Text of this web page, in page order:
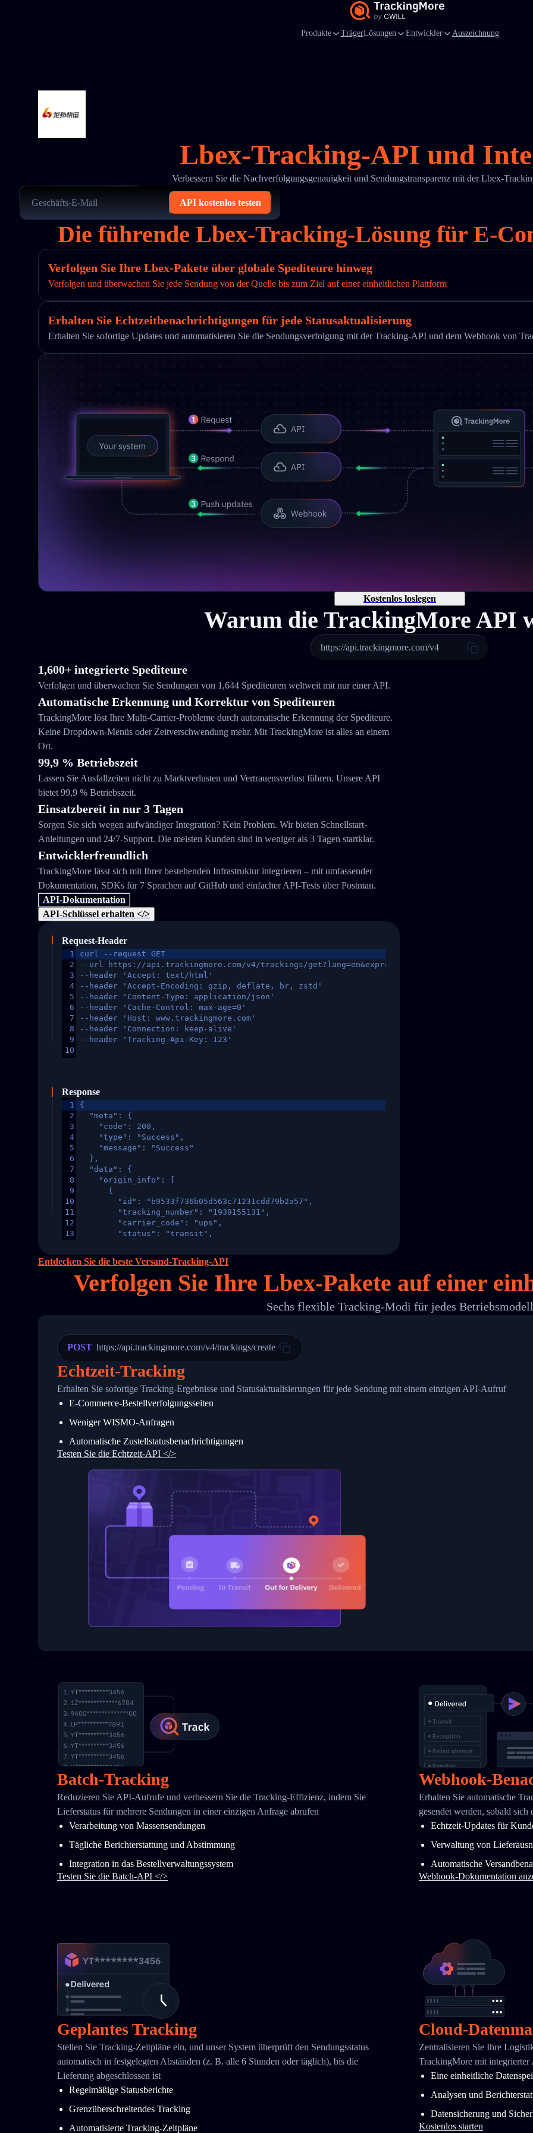
Produkte TrägerLösungen Entwickler Auszeichnung
Lbex-Tracking-API und
Verbessern Sie die Nachverfolgungsgenauigkeit und Sendungstransparenz mit der Lbex-
API kostenlos testen
Die führende Lbex-Tracking-Lösung für E-
Verfolgen Sie Ihre Lbex-Pakete über globale Spediteure hinweg
Verfolgen und überwachen Sie jede Sendung von der Quelle bis zum Ziel auf einer einheitlichen Plattform
Erhalten Sie Echtzeitbenachrichtigungen für jede Statusaktualisierung
Erhalten Sie sofortige Updates und automatisieren Sie die Sendungsverfolgung mit der Tracking-API und dem Webhook von
Kostenlos loslegen
Warum die TrackingMore API
https://api.trackingmore.com/v4
1,600+ integrierte Spediteure
Verfolgen und überwachen Sie Sendungen von 1,644 Spediteuren weltweit mit nur einer API.
Automatische Erkennung und Korrektur von Spediteuren
TrackingMore löst Ihre Multi-Carrier-Probleme durch automatische Erkennung der Spediteure.
Keine Dropdown-Menüs oder Zeitverschwendung mehr. Mit TrackingMore ist alles an einem
Ort.
99,9 % Betriebszeit
Lassen Sie Ausfallzeiten nicht zu Marktverlusten und Vertrauensverlust führen. Unsere API
bietet 99,9 % Betriebszeit.
Einsatzbereit in nur 3 Tagen
Sorgen Sie sich wegen aufwändiger Integration? Kein Problem. Wir bieten Schnellstart-
Anleitungen und 24/7-Support. Die meisten Kunden sind in weniger als 3 Tagen startklar.
Entwicklerfreundlich
TrackingMore lässt sich mit Ihrer bestehenden Infrastruktur integrieren – mit umfassender
Dokumentation, SDKs für 7 Sprachen auf GitHub und einfacher API-Tests über Postman.
API-Dokumentation
API-Schlüssel erhalten </>
Request-Header
1
2
3
4
5
6
7
8
9
10
curl --request GET
--url https://api.trackingmore.com/v4/trackings/get?lang=en&express=ups&tracknumber=1939155131
--header 'Accept: text/html'
--header 'Accept-Encoding: gzip, deflate, br, zstd'
--header 'Content-Type: application/json'
--header 'Cache-Control: max-age=0'
--header 'Host: www.trackingmore.com'
--header 'Connection: keep-alive'
--header 'Tracking-Api-Key: 123'
Response
1
2
3
4
5
6
7
8
9
10
11
12
13
16
17
24
25
26
27
28
29
31
32
34
{
  "meta": {
    "code": 200,
    "type": "Success",
    "message": "Success"
  },
  "data": {
    "origin_info": [
      {
        "id": "b9533f736b05d563c71231cdd79b2a57",
        "tracking_number": "1939155131",
        "carrier_code": "ups",
        "status": "transit",
        "itemTimeLength": 2,
        "weblink": "",
        "phone": null,
        "trackinfo": [
"Details": "Departed Facility in HONG KONG-HONG KONG, HONG KONG-HONG KONG,2017-03-
          },
          {
            "Date": "2017-03-06 15:28:00",
            "StatusDescription": "Shipment picked up",
            "Details": "BEIJING-CHINA,PEOPLES REPUBLIC"
          }
      }
    ]
}
Entdecken Sie die beste Versand-Tracking-API
Verfolgen Sie Ihre Lbex-Pakete auf einer
Sechs flexible Tracking-Modi für jedes Betriebsmodell
POST https://api.trackingmore.com/v4/trackings/create
Echtzeit-Tracking
Erhalten Sie sofortige Tracking-Ergebnisse und Statusaktualisierungen für jede Sendung mit einem einzigen API-Aufruf
E-Commerce-Bestellverfolgungsseiten
Weniger WISMO-Anfragen
Automatische Zustellstatusbenachrichtigungen
Testen Sie die Echtzeit-API </>
Batch-Tracking
Reduzieren Sie API-Aufrufe und verbessern Sie die Tracking-Effizienz, indem Sie
Lieferstatus für mehrere Sendungen in einer einzigen Anfrage abrufen
Verarbeitung von Massensendungen
Tägliche Berichterstattung und Abstimmung
Integration in das Bestellverwaltungssystem
Testen Sie die Batch-API </>
Webhook-
Erhalten Sie automatische
gesendet werden, sobald sich
Echtzeit-Updates für
Verwaltung von
Automatische
Webhook-Dokumentation
Geplantes Tracking
Stellen Sie Tracking-Zeitpläne ein, und unser System überprüft den Sendungsstatus
automatisch in festgelegten Abständen (z. B. alle 6 Stunden oder täglich), bis die
Lieferung abgeschlossen ist
Regelmäßige Statusberichte
Grenzüberschreitendes Tracking
Automatisierte Tracking-Zeitpläne
Cloud-
Zentralisieren Sie Ihre
TrackingMore mit integrierter
Eine einheitliche
Analysen und
Datensicherung und
Kostenlos starten